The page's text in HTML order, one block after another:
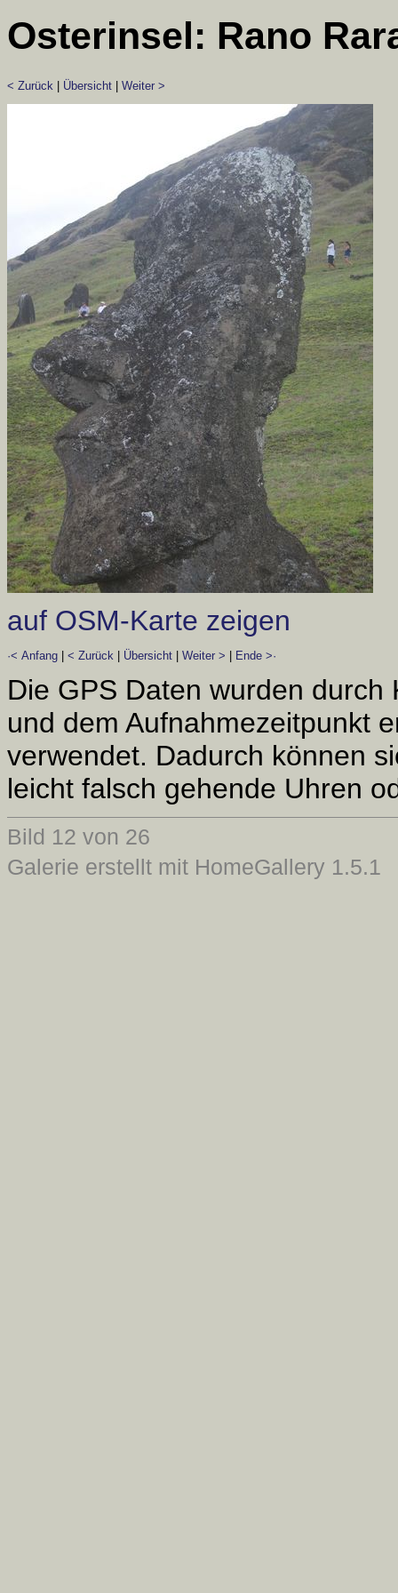
Osterinsel: Rano
< Zurück Übersicht Weiter >
auf OSM-Karte zeigen
·< Anfang < Zurück Übersicht Weiter > Ende >·
Die GPS Daten wurden
und dem Aufnahmezeitpunkt
verwendet. Dadurch können
leicht falsch gehende Uhren
Bild 12 von 26
Galerie erstellt mit HomeGallery 1.5.1